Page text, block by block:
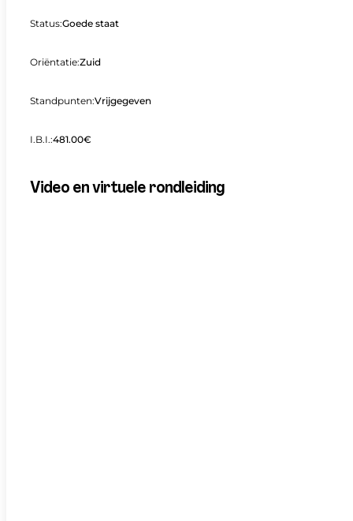
Status:Goede staat
Oriëntatie:Zuid
Standpunten:Vrijgegeven
I.B.I.:481.00€
Video en virtuele rondleiding